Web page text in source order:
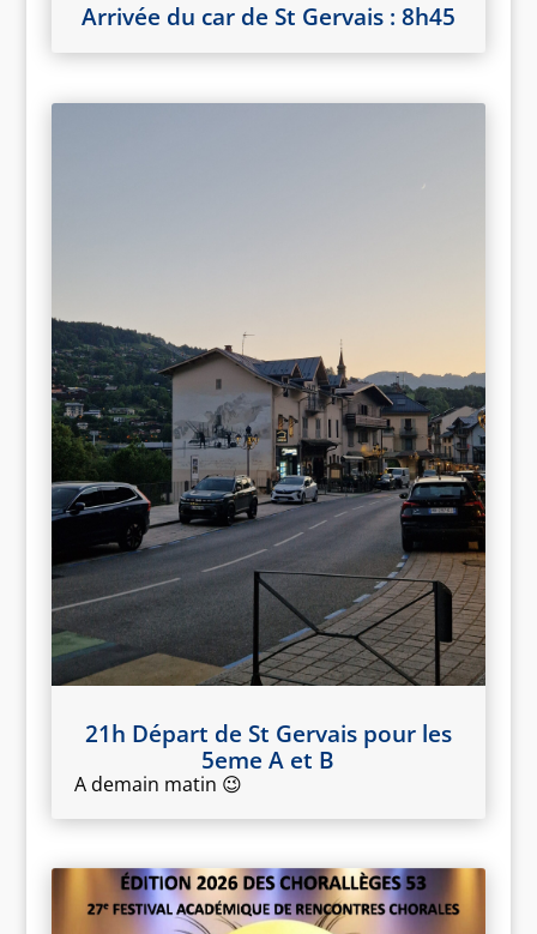
Arrivée du car de St Gervais : 8h45
21h Départ de St Gervais pour les
5eme A et B
A demain matin 😉